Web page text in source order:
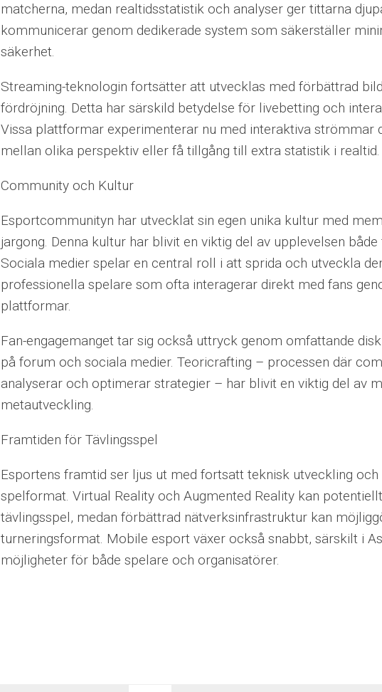
matcherna, medan realtidsstatistik och analyser ger tittarna
kommunicerar genom dedikerade system som säkerställer
säkerhet.
Streaming-teknologin fortsätter att utvecklas med förbättrad
fördröjning. Detta har särskild betydelse för livebetting och
Vissa plattformar experimenterar nu med interaktiva strömmar
mellan olika perspektiv eller få tillgång till extra statistik i realtid.
Community och Kultur
Esportcommunityn har utvecklat sin egen unika kultur med
jargong. Denna kultur har blivit en viktig del av upplevelsen
Sociala medier spelar en central roll i att sprida och utveckla
professionella spelare som ofta interagerar direkt med fans
plattformar.
Fan-engagemanget tar sig också uttryck genom omfattande
på forum och sociala medier. Teoricrafting – processen där
analyserar och optimerar strategier – har blivit en viktig del av
metautveckling.
Framtiden för Tävlingsspel
Esportens framtid ser ljus ut med fortsatt teknisk utveckling och
spelformat. Virtual Reality och Augmented Reality kan
tävlingsspel, medan förbättrad nätverksinfrastruktur kan
turneringsformat. Mobile esport växer också snabbt, särskilt i
möjligheter för både spelare och organisatörer.